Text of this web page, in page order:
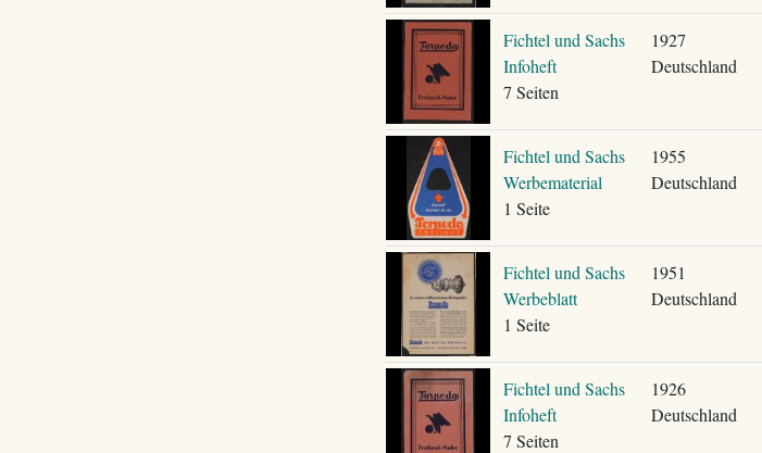
Fichtel und Sachs
Infoheft
7 Seiten
1927
Deutschland
Fichtel und Sachs
Werbematerial
1 Seite
1955
Deutschland
Fichtel und Sachs
Werbeblatt
1 Seite
1951
Deutschland
Fichtel und Sachs
Infoheft
7 Seiten
1926
Deutschland